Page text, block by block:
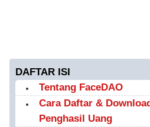
DAFTAR ISI
Tentang FaceDAO
Cara Daftar &
Penghasil Uang